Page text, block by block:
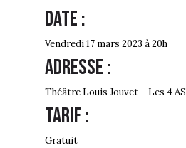
Date :
Vendredi 17 mars 2023 à 20h
Adresse :
Théâtre Louis Jouvet – Les 4 AS
Tarif :
Gratuit